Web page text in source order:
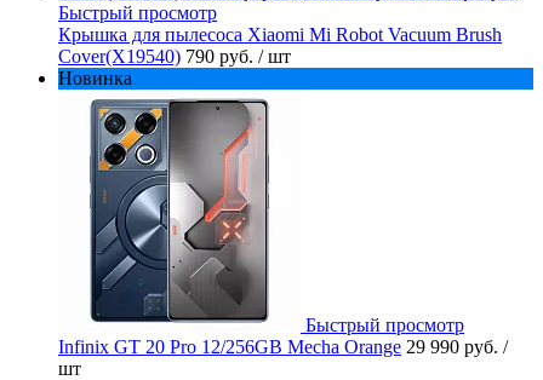
Быстрый просмотр
Крышка для пылесоса Xiaomi Mi Robot Vacuum Brush
Cover(X19540) 790 руб. / шт
Новинка
Быстрый просмотр
Infinix GT 20 Pro 12/256GB Mecha Orange 29 990 руб. /
шт